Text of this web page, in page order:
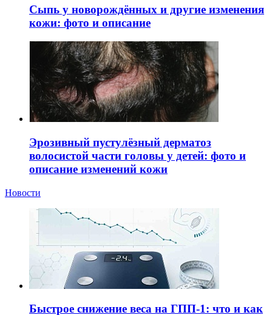
Сыпь у новорождённых и другие изменения
кожи: фото и описание
Эрозивный пустулёзный дерматоз
волосистой части головы у детей: фото и
описание изменений кожи
Новости
Быстрое снижение веса на ГПП-1: что и как